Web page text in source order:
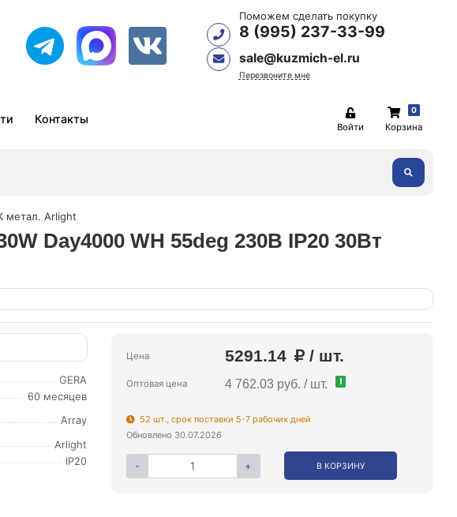
Поможем сделать покупку
8 (995) 237-33-99
sale@kuzmich-el.ru
Перезвоните мне
Контакты
Войти
0
Корзина
метал. Arlight
Day4000 WH 55deg 230В IP20 30Вт
GERA
60 месяцев
Array
Arlight
IP20
Цена 5291.14 / шт.
Оптовая цена 4 762.03 руб. / шт. !
52 шт., срок поставки 5-7 рабочих дней
Обновлено 30.07.2026
- + В КОРЗИНУ